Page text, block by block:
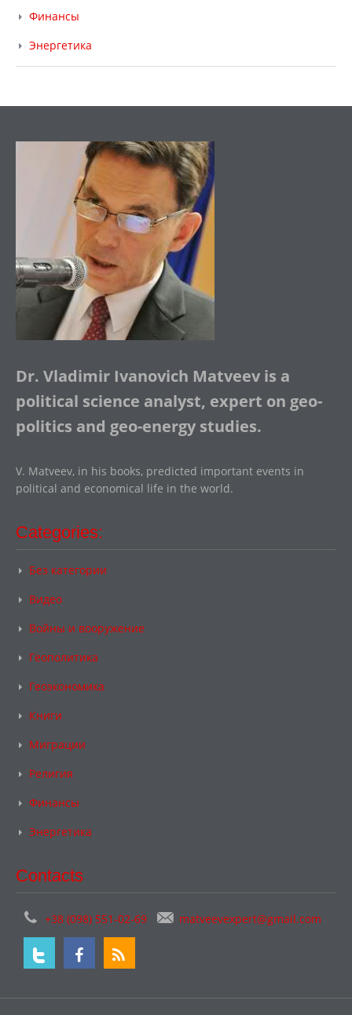
Финансы
Энергетика
Dr. Vladimir Ivanovich Matveev is a
political science analyst, expert on geo-
politics and geo-energy studies.
V. Matveev, in his books, predicted important events in
political and economical life in the world.
Categories:
Без категории
Видео
Войны и вооружение
Геополитика
Геоэкономика
Книги
Миграции
Религия
Финансы
Энергетика
Contacts
+38 (098) 551-02-69 matveevexpert@gmail.com